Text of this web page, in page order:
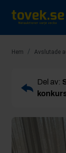
Hem / Avslutade
Del av: